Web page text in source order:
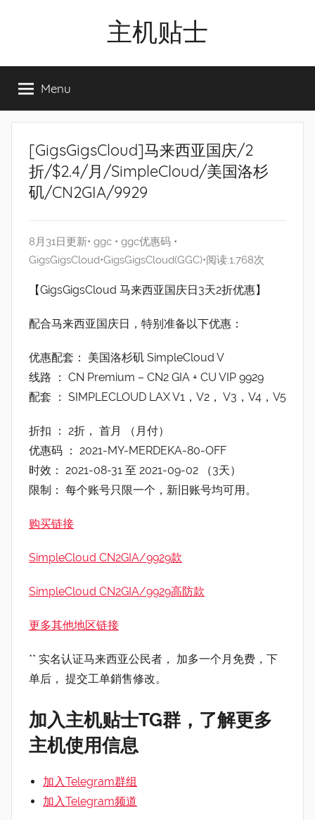
主机贴士
工|BandwagonHost
VPS|Vps|
主
Menu
[GigsGigsCloud]马来西亚国庆/2
折/$2.4/月/SimpleCloud/美国洛杉
矶/CN2GIA/9929
8月31日更新• ggc • ggc优惠码 •
GigsGigsCloud•GigsGigsCloud(GGC)•阅读:1,768次
【GigsGigsCloud 马来西亚国庆日3天2折优惠】
配合马来西亚国庆日，特别准备以下优惠：
优惠配套： 美国洛杉矶 SimpleCloud V
线路 ： CN Premium – CN2 GIA + CU VIP 9929
配套 ： SIMPLECLOUD LAX V1，V2， V3，V4，V5
折扣 ： 2折， 首月 （月付）
优惠码 ： 2021-MY-MERDEKA-80-OFF
时效： 2021-08-31 至 2021-09-02 （3天）
限制： 每个账号只限一个，新旧账号均可用。
购买链接
SimpleCloud CN2GIA/9929款
SimpleCloud CN2GIA/9929高防款
更多其他地区链接
** 实名认证马来西亚公民者， 加多一个月免费，下
单后， 提交工单銷售修改。
加入主机贴士TG群，了解更多
主机使用信息
加入Telegram群组
加入Telegram频道